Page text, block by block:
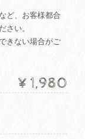
ど、お客様都合
さい。
きない場合がご
¥1,980